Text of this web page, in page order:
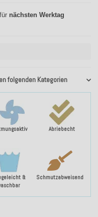
Abriebecht
&
Schmutzabweisend
folgenden Kategorien
für nächsten Werktag